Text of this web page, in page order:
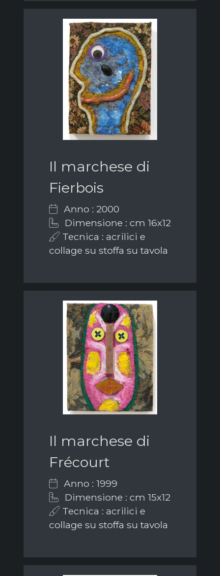
Il marchese di
Fierbois
Anno : 2000
Dimensione : cm 16x12
Tecnica : acrilici e
collage su stoffa su tavola
Il marchese di
Frécourt
Anno : 1999
Dimensione : cm 15x12
Tecnica : acrilici e
collage su stoffa su tavola